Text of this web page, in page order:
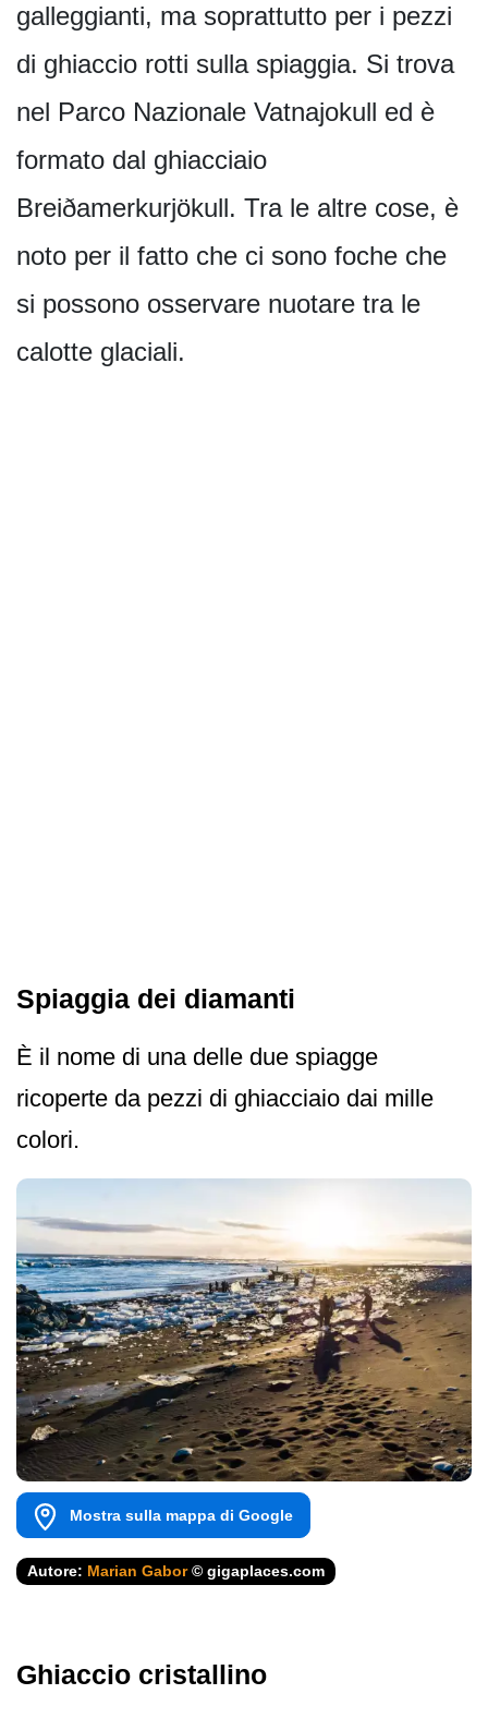
galleggianti, ma soprattutto per i pezzi
di ghiaccio rotti sulla spiaggia. Si trova
nel Parco Nazionale Vatnajokull ed è
formato dal ghiacciaio
Breiðamerkurjökull. Tra le altre cose, è
noto per il fatto che ci sono foche che
si possono osservare nuotare tra le
calotte glaciali.
Spiaggia dei diamanti
È il nome di una delle due spiagge
ricoperte da pezzi di ghiacciaio dai mille
colori.
Mostra sulla mappa di Google
Autore: Marian Gabor© gigaplaces.com
Ghiaccio cristallino